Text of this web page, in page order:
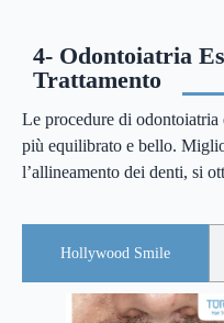
4- Odontoiatria
Trattamento
Le procedure di odontoiatria
più equilibrato e bello.
l’allineamento dei denti, si
Hollywood Smile